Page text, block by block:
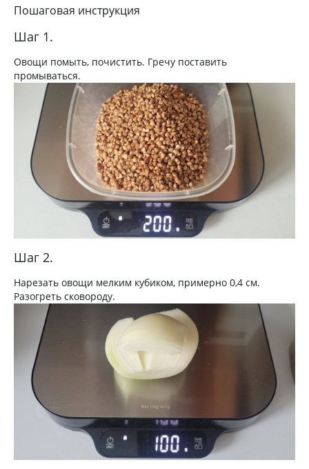
Пошаговая инструкция
Шаг 1.
Овощи помыть, почистить. Гречу поставить
промываться.
Шаг 2.
Нарезать овощи мелким кубиком, примерно 0,4 см.
Разогреть сковороду.